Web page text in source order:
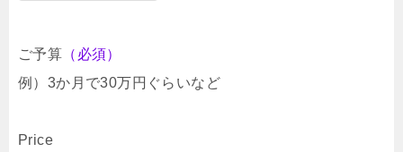
ご予算 （必須）
例）3か月で30万円ぐらいなど
Price